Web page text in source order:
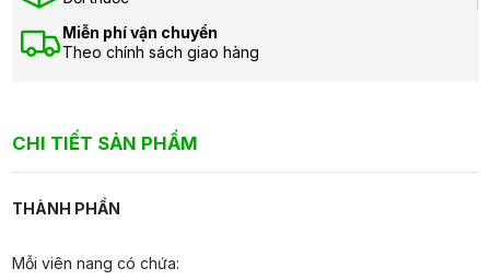
Miễn phí vận chuyển
Theo chính sách giao hàng
CHI TIẾT SẢN PHẨM
THÀNH PHẦN
Mỗi viên nang có chứa: